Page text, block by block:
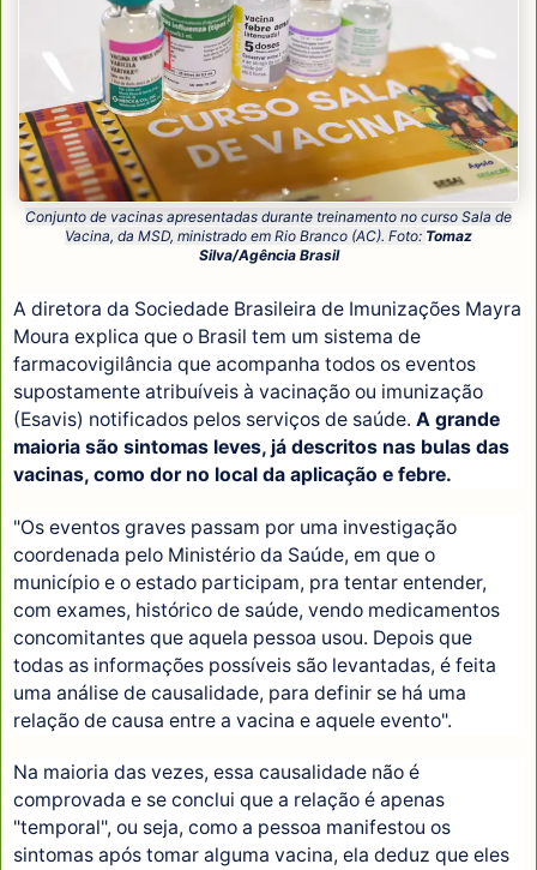
Conjunto de vacinas apresentadas durante treinamento no curso Sala de
Vacina, da MSD, ministrado em Rio Branco (AC). Foto: Tomaz
Silva/Agência Brasil
A diretora da Sociedade Brasileira de Imunizações Mayra
Moura explica que o Brasil tem um sistema de
farmacovigilância que acompanha todos os eventos
supostamente atribuíveis à vacinação ou imunização
(Esavis) notificados pelos serviços de saúde. A grande
maioria são sintomas leves, já descritos nas bulas das
vacinas, como dor no local da aplicação e febre.
"Os eventos graves passam por uma investigação
coordenada pelo Ministério da Saúde, em que o
município e o estado participam, pra tentar entender,
com exames, histórico de saúde, vendo medicamentos
concomitantes que aquela pessoa usou. Depois que
todas as informações possíveis são levantadas, é feita
uma análise de causalidade, para definir se há uma
relação de causa entre a vacina e aquele evento".
Na maioria das vezes, essa causalidade não é
comprovada e se conclui que a relação é apenas
"temporal", ou seja, como a pessoa manifestou os
sintomas após tomar alguma vacina, ela deduz que eles